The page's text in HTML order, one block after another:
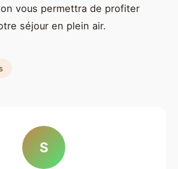
vous permettra de profiter
séjour en plein air.
S